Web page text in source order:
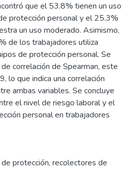
que el 53.8% tienen un uso
protección personal y el 25.3%
un uso moderado. Asimismo,
de los trabajadores utiliza
de protección personal. Se
correlación de Spearman, este
lo que indica una correlación
ambas variables. Se concluye
el nivel de riesgo laboral y el
personal en trabajadores
protección, recolectores de